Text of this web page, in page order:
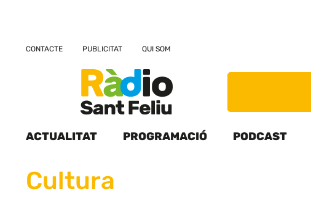
CONTACTE PUBLICITAT QUI SOM
ACTUALITAT PROGRAMACIÓ PODCAST
Cultura